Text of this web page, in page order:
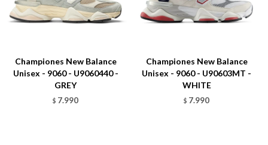
Championes New Balance
Unisex - 9060 - U9060440 -
GREY
$ 7.990
Championes New Balance
Unisex - 9060 - U90603MT -
WHITE
$ 7.990